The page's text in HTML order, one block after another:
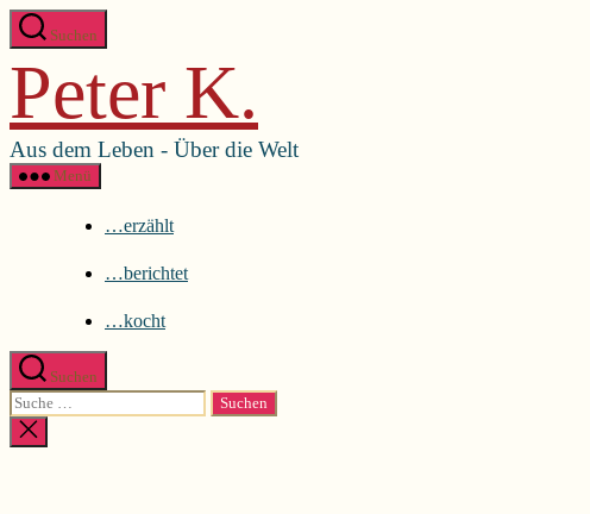
Direkt
zum
wechseln
Suchen
Peter K.
Aus dem Leben - Über die Welt
Menü
…erzählt
…berichtet
…kocht
Suchen
Suche
nach:
Suche
schließen
Menü schließen
…berichtet
…kocht